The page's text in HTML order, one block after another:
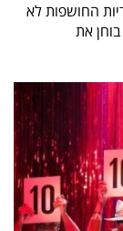
החושפות לא
את